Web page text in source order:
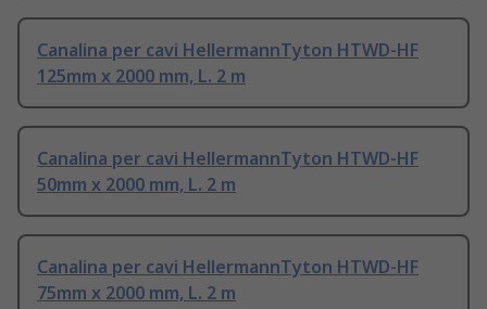
Canalina per cavi HellermannTyton HTWD-HF
125mm x 2000 mm, L. 2 m
Canalina per cavi HellermannTyton HTWD-HF
50mm x 2000 mm, L. 2 m
Canalina per cavi HellermannTyton HTWD-HF
75mm x 2000 mm, L. 2 m